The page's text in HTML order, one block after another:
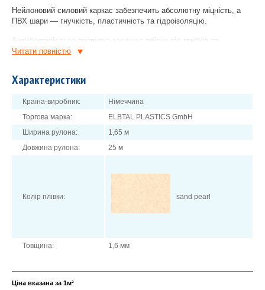
Нейлоновий силовий каркас забезпечить абсолютну міцність, а
ПВХ шари — гнучкість, пластичність та гідроізоляцію.
Антибактеріальна пропитка захищає плівку від грибків та
плісняви.
Читати повнiстю
Характеристики
Країна-виробник:
Німеччина
Торгова марка:
ELBTAL PLASTICS GmbH
Ширина рулона:
1,65 м
Довжина рулона:
25 м
Колір плівки: sand pearl
Товщина: 1,6 мм
Ціна вказана за 1м²